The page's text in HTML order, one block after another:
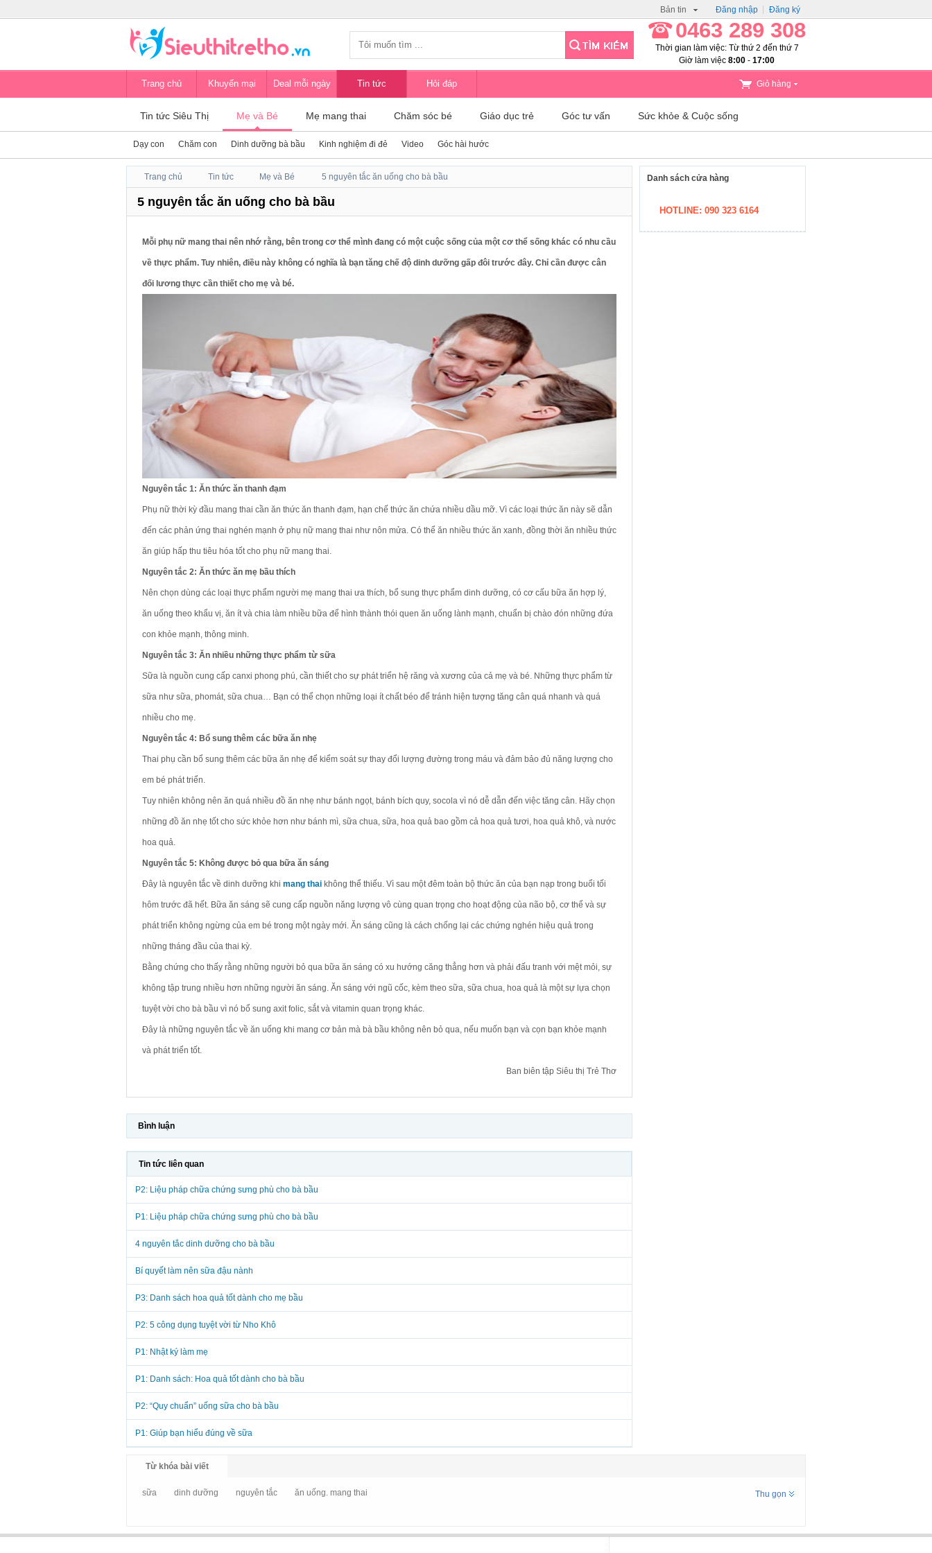
Đăng nhập Đăng ký
Bản tin
0463 289 308
Thời gian làm việc: Từ thứ 2 đến thứ 7
Giờ làm việc 8:00 - 17:00
Trang chủ Khuyến mại Deal mỗi ngày Tin tức Hỏi đáp Giỏ hàng
Tin tức Siêu Thị Mẹ và Bé Mẹ mang thai Chăm sóc bé Giáo dục trẻ Góc tư vấn Sức khỏe & Cuộc sống
Dạy con Chăm con Dinh dưỡng bà bầu Kinh nghiệm đi đẻ Video Góc hài hước
Trang chủ Tin tức Mẹ và Bé 5 nguyên tắc ăn uống cho bà bầu
5 nguyên tắc ăn uống cho bà bầu
Mỗi phụ nữ mang thai nên nhớ rằng, bên trong cơ thể mình đang có một cuộc sống của một cơ thể sống khác có nhu cầu
về thực phẩm. Tuy nhiên, điều này không có nghĩa là bạn tăng chế độ dinh dưỡng gấp đôi trước đây. Chỉ cần được cân
đối lương thực cần thiết cho mẹ và bé.
Nguyên tắc 1: Ăn thức ăn thanh đạm
Phụ nữ thời kỳ đầu mang thai cần ăn thức ăn thanh đạm, hạn chế thức ăn chứa nhiều dầu mỡ. Vì các loại thức ăn này sẽ dẫn
đến các phản ứng thai nghén mạnh ở phụ nữ mang thai như nôn mửa. Có thể ăn nhiều thức ăn xanh, đồng thời ăn nhiều thức
ăn giúp hấp thu tiêu hóa tốt cho phụ nữ mang thai.
Nguyên tắc 2: Ăn thức ăn mẹ bầu thích
Nên chọn dùng các loại thực phẩm người mẹ mang thai ưa thích, bổ sung thực phẩm dinh dưỡng, có cơ cấu bữa ăn hợp lý,
ăn uống theo khẩu vị, ăn ít và chia làm nhiều bữa để hình thành thói quen ăn uống lành mạnh, chuẩn bị chào đón những đứa
con khỏe mạnh, thông minh.
Nguyên tắc 3: Ăn nhiều những thực phẩm từ sữa
Sữa là nguồn cung cấp canxi phong phú, cần thiết cho sự phát triển hệ răng và xương của cả mẹ và bé. Những thực phẩm từ
sữa như sữa, phomát, sữa chua… Bạn có thể chọn những loại ít chất béo để tránh hiện tượng tăng cân quá nhanh và quá
nhiều cho mẹ.
Nguyên tắc 4: Bổ sung thêm các bữa ăn nhẹ
Thai phụ cần bổ sung thêm các bữa ăn nhẹ để kiểm soát sự thay đổi lượng đường trong máu và đảm bảo đủ năng lượng cho
em bé phát triển.
Tuy nhiên không nên ăn quá nhiều đồ ăn nhẹ như bánh ngọt, bánh bích quy, socola vì nó dễ dẫn đến việc tăng cân. Hãy chọn
những đồ ăn nhẹ tốt cho sức khỏe hơn như bánh mì, sữa chua, sữa, hoa quả bao gồm cả hoa quả tươi, hoa quả khô, và nước
hoa quả.
Nguyên tắc 5: Không được bỏ qua bữa ăn sáng
Đây là nguyên tắc về dinh dưỡng khi mang thai không thể thiếu. Vì sau một đêm toàn bộ thức ăn của bạn nạp trong buổi tối
hôm trước đã hết. Bữa ăn sáng sẽ cung cấp nguồn năng lượng vô cùng quan trọng cho hoạt động của não bộ, cơ thể và sự
phát triển không ngừng của em bé trong một ngày mới. Ăn sáng cũng là cách chống lại các chứng nghén hiệu quả trong
những tháng đầu của thai kỳ.
Bằng chứng cho thấy rằng những người bỏ qua bữa ăn sáng có xu hướng căng thẳng hơn và phải đấu tranh với mệt mỏi, sự
không tập trung nhiều hơn những người ăn sáng. Ăn sáng với ngũ cốc, kèm theo sữa, sữa chua, hoa quả là một sự lựa chọn
tuyệt vời cho bà bầu vì nó bổ sung axit folic, sắt và vitamin quan trọng khác.
Đây là những nguyên tắc về ăn uống khi mang cơ bản mà bà bầu không nên bỏ qua, nếu muốn bạn và cọn bạn khỏe mạnh
và phát triển tốt.
Ban biên tập Siêu thị Trẻ Thơ
Bình luận
Tin tức liên quan
P2: Liệu pháp chữa chứng sưng phù cho bà bầu
P1: Liệu pháp chữa chứng sưng phù cho bà bầu
4 nguyên tắc dinh dưỡng cho bà bầu
Bí quyết làm nên sữa đậu nành
P3: Danh sách hoa quả tốt dành cho mẹ bầu
P2: 5 công dụng tuyệt vời từ Nho Khô
P1: Nhật ký làm mẹ
P1: Danh sách: Hoa quả tốt dành cho bà bầu
P2: “Quy chuẩn” uống sữa cho bà bầu
P1: Giúp bạn hiểu đúng về sữa
Danh sách cửa hàng
HOTLINE: 090 323 6164
Từ khóa bài viết
sữa dinh dưỡng nguyên tắc ăn uống. mang thai Thu gọn